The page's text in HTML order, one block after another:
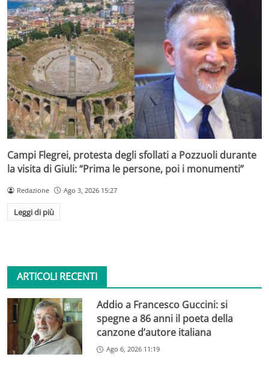
Campi Flegrei, protesta degli sfollati a Pozzuoli durante
la visita di Giuli: “Prima le persone, poi i monumenti”
Redazione Ago 3, 2026 15:27
Leggi di più
ARTICOLI RECENTI
Addio a Francesco Guccini: si
spegne a 86 anni il poeta della
canzone d’autore italiana
Ago 6, 2026 11:19